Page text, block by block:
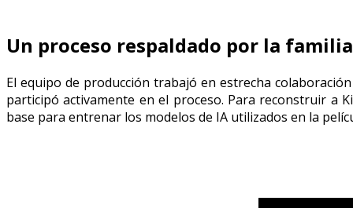
Un proceso respaldado por la familia
El equipo de producción trabajó en estrecha
participó activamente en el proceso. Para reconstruir a
base para entrenar los modelos de IA utilizados en la